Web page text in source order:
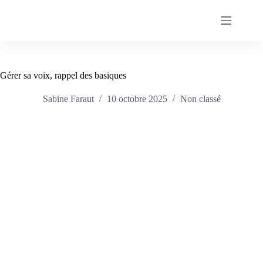
Gérer sa voix, rappel des basiques
Sabine Faraut 10 octobre 2025 Non classé